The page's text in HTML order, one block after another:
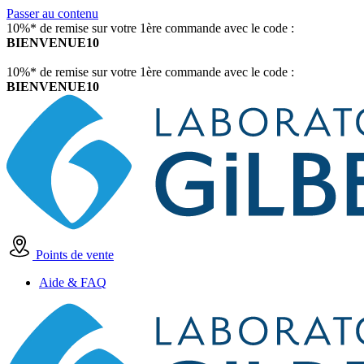
Passer au contenu
10%* de remise sur votre 1ère commande avec le code :
BIENVENUE10
10%* de remise sur votre 1ère commande avec le code :
BIENVENUE10
Points de vente
Aide & FAQ